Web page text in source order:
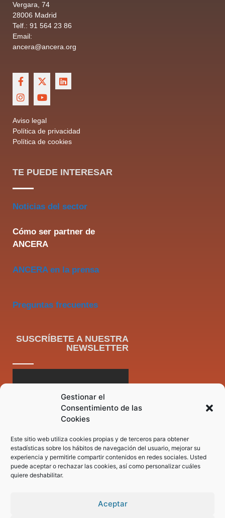
Gestionar el
Consentimiento de las
Cookies
Este sitio web utiliza cookies propias y de terceros para obtener
estadísticas sobre los hábitos de navegación del usuario, mejorar su
experiencia y permitirle compartir contenidos en redes sociales. Usted
puede aceptar o rechazar las cookies, así como personalizar cuáles
quiere deshabilitar.
Aceptar
Vergara, 74
28006 Madrid
Telf.: 91 564 23 86
Email:
ancera@ancera.org
Aviso legal
Política de privacidad
Política de cookies
TE PUEDE INTERESAR
Noticias del sector
Cómo ser partner de
ANCERA
ANCERA en la prensa
Preguntas frecuentes
SUSCRÍBETE A NUESTRA
NEWSLETTER